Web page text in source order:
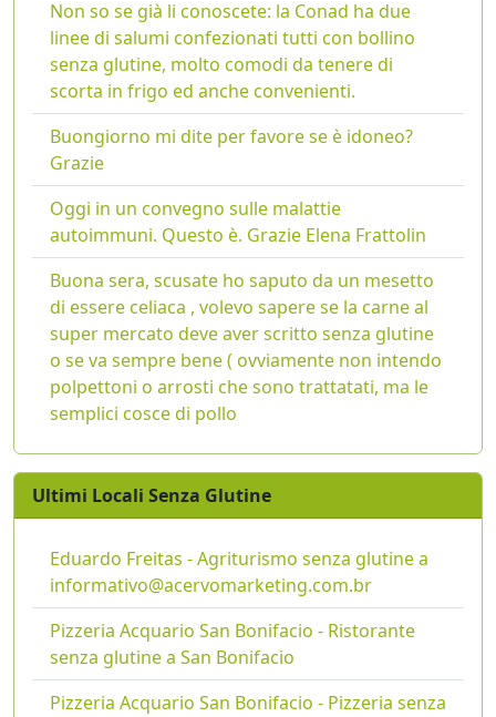
Non so se già li conoscete: la Conad ha due
linee di salumi confezionati tutti con bollino
senza glutine, molto comodi da tenere di
scorta in frigo ed anche convenienti.
Buongiorno mi dite per favore se è idoneo?
Grazie
Oggi in un convegno sulle malattie
autoimmuni. Questo è. Grazie Elena Frattolin
Buona sera, scusate ho saputo da un mesetto
di essere celiaca , volevo sapere se la carne al
super mercato deve aver scritto senza glutine
o se va sempre bene ( ovviamente non intendo
polpettoni o arrosti che sono trattatati, ma le
semplici cosce di pollo
Ultimi Locali Senza Glutine
Eduardo Freitas - Agriturismo senza glutine a
informativo@acervomarketing.com.br
Pizzeria Acquario San Bonifacio - Ristorante
senza glutine a San Bonifacio
Pizzeria Acquario San Bonifacio - Pizzeria senza